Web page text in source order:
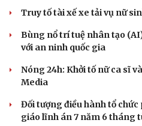
Truy tố tài xế xe tải vụ nữ
Bùng nổ trí tuệ nhân tạo
với an ninh quốc gia
Nóng 24h: Khởi tố nữ ca sĩ
Media
Đối tượng điều hành tổ
giáo lĩnh án 7 năm 6 tháng